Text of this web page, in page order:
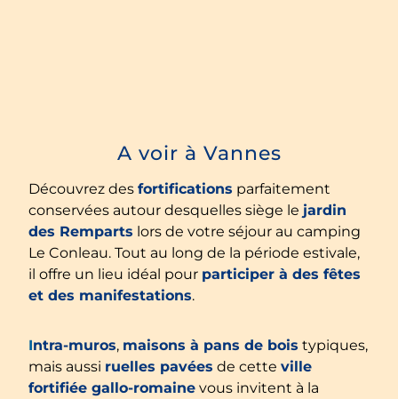
A voir à Vannes
Découvrez des fortifications parfaitement
conservées autour desquelles siège le jardin
des Remparts lors de votre séjour au camping
Le Conleau. Tout au long de la période estivale,
il offre un lieu idéal pour participer à des fêtes
et des manifestations.
Intra-muros, maisons à pans de bois typiques,
mais aussi ruelles pavées de cette ville
fortifiée gallo-romaine vous invitent à la